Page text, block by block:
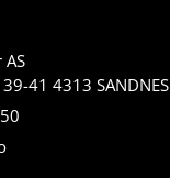
41 4313 SANDNES